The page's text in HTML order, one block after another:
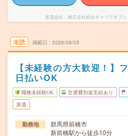
派遣会社 株式会社綜合キャリアオプ
未読 掲載日 2026/08/05
【未経験の方大歓迎！】
日払いOK
職種未経験OK 交通費別途支給あり
派遣
勤務地
群馬県前橋市
新前橋駅から徒歩10分